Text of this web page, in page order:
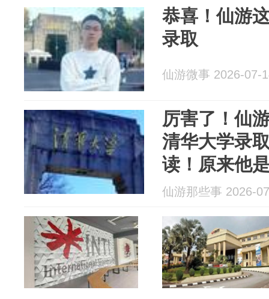
恭喜！仙游
录取
仙游微事 2026-07-
厉害了！仙
清华大学录
读！原来他
仙游那些事 2026-